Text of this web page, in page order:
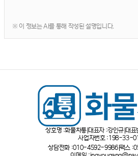
※ 이 정보는 AI를 통해 작성된 설명입니다.
상호명 :화물차통 대표자 :강인규 대표
사업자번호 :198-33-
상담전화 :010-4592-9986 팩스 :